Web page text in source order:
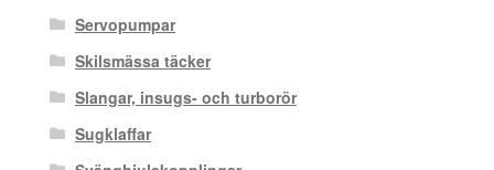
Servopumpar
Skilsmässa täcker
Slangar, insugs- och turborör
Sugklaffar